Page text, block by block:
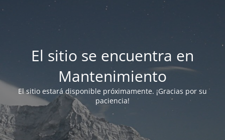
El sitio se encuentra en
Mantenimiento
El sitio estará disponible próximamente. ¡Gracias por su
paciencia!